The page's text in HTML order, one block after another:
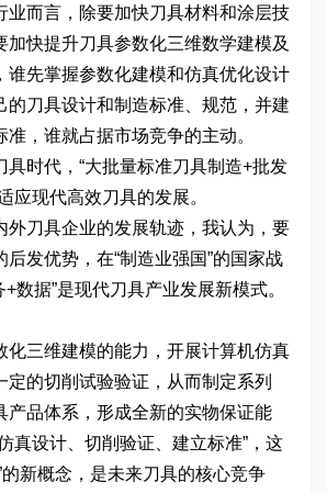
业而言，除要加快刀具材料和涂层技
加快提升刀具参数化三维数学建模及
谁先掌握参数化建模和仿真优化设计
的刀具设计和制造标准、规范，并建
准，谁就占据市场竞争的主动。
时代，“大批量标准刀具制造+批发
应现代高效刀具的发展。
刀具企业的发展轨迹，我认为，要
后发优势，在“制造业强国”的国家战
数据”是现代刀具产业发展新模式。
三维建模的能力，开展计算机仿真
定的切削试验验证，从而制定系列
产品体系，形成全新的实物保证能
真设计、切削验证、建立标准”，这
的新概念，是未来刀具的核心竞争